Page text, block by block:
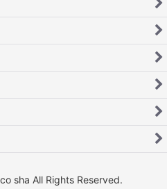
sha All Rights Reserved.